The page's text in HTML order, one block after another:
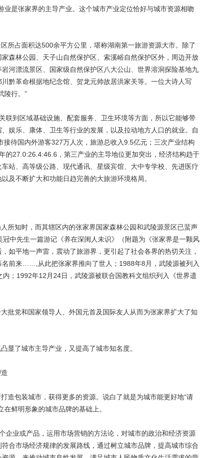
业是张家界的主导产业。这个城市产业定位恰好与城市资源相吻
所占面积达500余平方公里，堪称湖南第一旅游资源大市。除了
森林公园、天子山自然保护区、索溪峪自然保护区外，周边开放
河漂流景区、国家级自然保护区八大公山、世界溶洞探险基地九
黔革命根据地纪念馆、贺龙元帅故居洪家关等。一位大诗人写
陵行。”
联到区域基础设施、配套服务、卫生环境等方面，所以它能够带
娱乐、康体、卫生等行业的发展，以及拉动地方人口的就业。自
待国内外游客327万人次，旅游总收入9.5亿元；三次产业结构
的27.0:26.4:46.6，第三产业的主导地位更加突出，经济结构趋于
站、高等级公路、现代通讯、星级宾馆、大中专学校、先进医疗
及不断扩大和功能日趋完善的大旅游环境格局。
所知时，而其辖区内的张家界国家森林公园和武陵源景区已蜚声
中先生一篇游记《养在深闺人未识》（附题为《张家界是一颗风
如平地一声雷，震动了旅游界，更引起了社会各界的热切关注，
名前来……,从此把张家界推向了世人；1988年8月，武陵源被列入
内；1992年12月24日，武陵源被联合国教科文组织列入《世界遗
批党和国家领导人、外国元首及国际友人从而为张家界扩大了知
显了城市主导产业，又提高了城市知名度。
造包装城市，获得更多的资源。说白了就是为城市能更好地“请
鲜明形象的城市品牌的基础上。
企业或产品，运用市场营销的方法论，对城市的政治和经济资源
合市场经济规律的发展路线，通过树立城市品牌，提高城市综合